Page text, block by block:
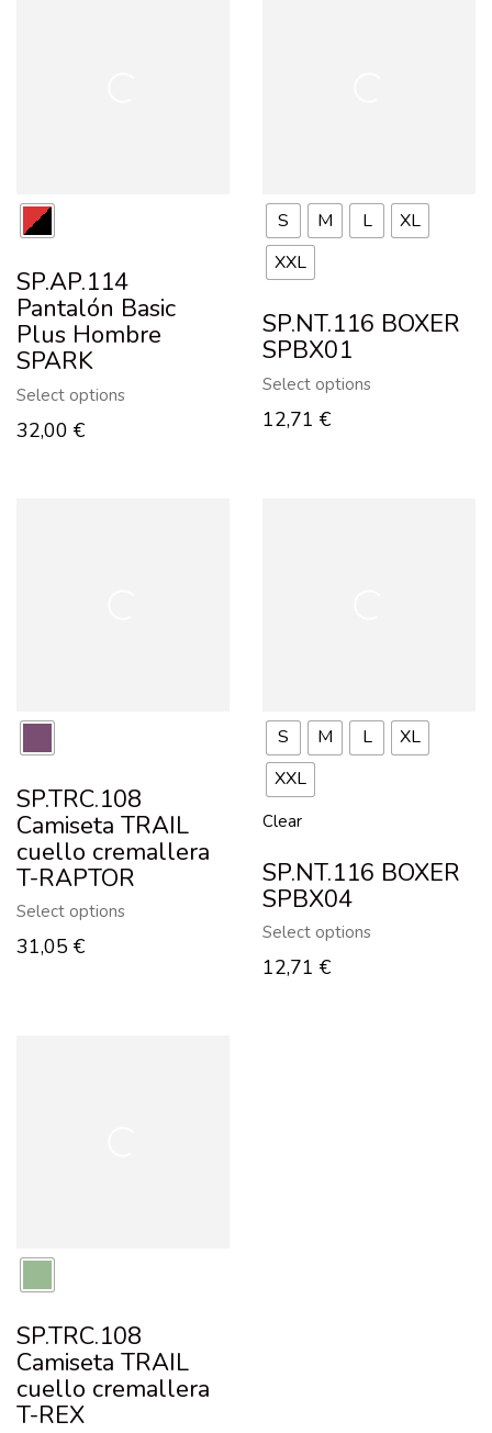
SP.AP.114
Pantalón Basic
Plus Hombre
SPARK
Select options
32,00 €
S M L
XL
XXL
SP.NT.116 BOXER
SPBX01
Select options
12,71 €
SP.TRC.108
Camiseta TRAIL
cuello cremallera
T-RAPTOR
Select options
31,05 €
S M L
XL
XXL
Clear
SP.NT.116 BOXER
SPBX04
Select options
12,71 €
SP.TRC.108
Camiseta TRAIL
cuello cremallera
T-REX